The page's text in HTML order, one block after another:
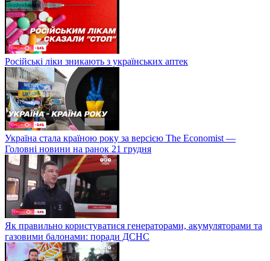
Російські ліки зникають з українських аптек
Україна стала країною року за версією The Economist —
Головні новини на ранок 21 грудня
Як правильно користуватися генераторами, акумуляторами та
газовими балонами: поради ДСНС